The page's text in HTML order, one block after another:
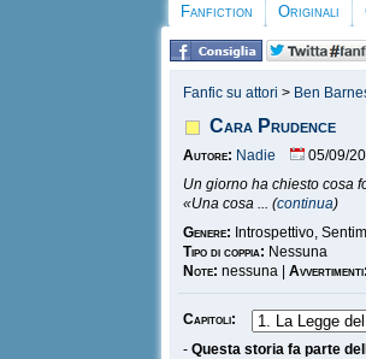
Fanfiction Originali
Fanfic su attori > Ben
Cara Prudence
Autore: Nadie 05/09/
Un giorno ha chiesto cosa
«Una cosa ... (continua)
Genere: Introspettivo,
Tipo di coppia: Nessuna
Note: nessuna |Avvertimenti:
Capitoli:
-Questa storia fa parte